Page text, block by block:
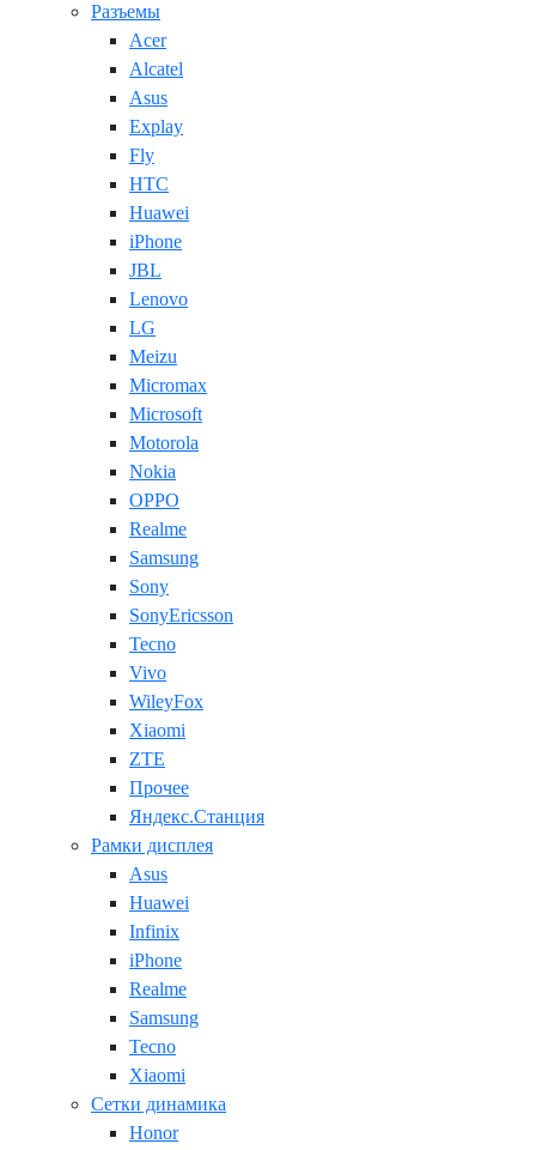
Разъемы
Acer
Alcatel
Asus
Explay
Fly
HTC
Huawei
iPhone
JBL
Lenovo
LG
Meizu
Micromax
Microsoft
Motorola
Nokia
OPPO
Realme
Samsung
Sony
SonyEricsson
Tecno
Vivo
WileyFox
Xiaomi
ZTE
Прочее
Яндекс.Станция
Рамки дисплея
Asus
Huawei
Infinix
iPhone
Realme
Samsung
Tecno
Xiaomi
Сетки динамика
Honor